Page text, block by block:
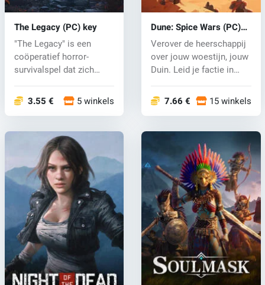
The Legacy (PC) key
"The Legacy" is een
coöperatief horror-
survivalspel dat zich
3.55 € 5 winkels
Dune: Spice Wars (PC)
key
Verover de heerschappij
over jouw woestijn, jouw
Duin. Leid je factie in
7.66 € 15 winkels